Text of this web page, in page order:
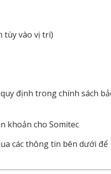
tùy vào vị trí)
định trong chính sách
khoản cho Somitec
các thông tin bên dưới để